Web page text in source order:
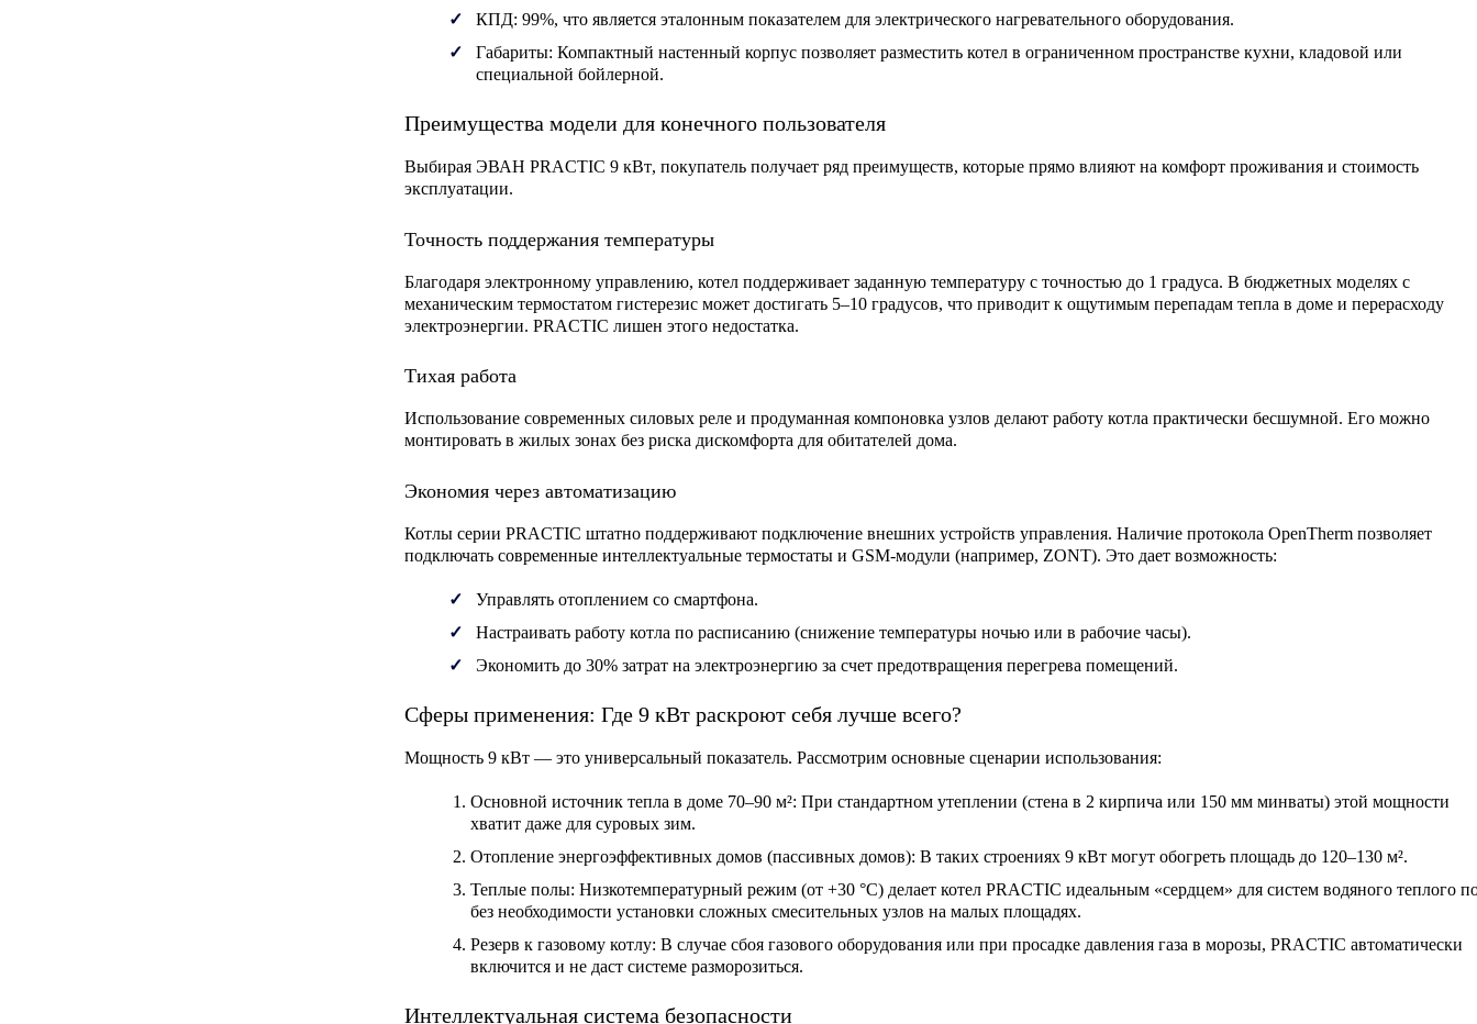
КПД: 99%, что является эталонным показателем для электрического нагревательного оборудования.
Габариты: Компактный настенный корпус позволяет разместить котел в ограниченном пространстве кухни, кладовой или
специальной бойлерной.
Преимущества модели для конечного пользователя
Выбирая ЭВАН PRACTIC 9 кВт, покупатель получает ряд преимуществ, которые прямо влияют на комфорт проживания и стоимость
эксплуатации.
Точность поддержания температуры
Благодаря электронному управлению, котел поддерживает заданную температуру с точностью до 1 градуса. В бюджетных моделях с
механическим термостатом гистерезис может достигать 5–10 градусов, что приводит к ощутимым перепадам тепла в доме и перерасходу
электроэнергии. PRACTIC лишен этого недостатка.
Тихая работа
Использование современных силовых реле и продуманная компоновка узлов делают работу котла практически бесшумной. Его можно
монтировать в жилых зонах без риска дискомфорта для обитателей дома.
Экономия через автоматизацию
Котлы серии PRACTIC штатно поддерживают подключение внешних устройств управления. Наличие протокола OpenTherm позволяет
подключать современные интеллектуальные термостаты и GSM-модули (например, ZONT). Это дает возможность:
Управлять отоплением со смартфона.
Настраивать работу котла по расписанию (снижение температуры ночью или в рабочие часы).
Экономить до 30% затрат на электроэнергию за счет предотвращения перегрева помещений.
Сферы применения: Где 9 кВт раскроют себя лучше всего?
Мощность 9 кВт — это универсальный показатель. Рассмотрим основные сценарии использования:
Основной источник тепла в доме 70–90 м²: При стандартном утеплении (стена в 2 кирпича или 150 мм минваты) этой мощности
хватит даже для суровых зим.
Отопление энергоэффективных домов (пассивных домов): В таких строениях 9 кВт могут обогреть площадь до 120–130 м².
Теплые полы: Низкотемпературный режим (от +30 °C) делает котел PRACTIC идеальным «сердцем» для систем водяного теплого
без необходимости установки сложных смесительных узлов на малых площадях.
Резерв к газовому котлу: В случае сбоя газового оборудования или при просадке давления газа в морозы, PRACTIC автоматически
включится и не даст системе разморозиться.
Интеллектуальная система безопасности